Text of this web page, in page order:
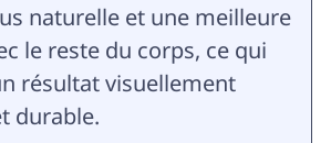
naturelle et une meilleure
le reste du corps, ce qui
résultat visuellement
durable.